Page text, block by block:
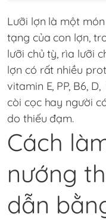
Lưỡi lợn là một
tạng của con lợn,
lưỡi chủ tỳ, rìa lưỡi
lợn có rất nhiều
vitamin E, PP, B6,
còi cọc hay người
do thiếu đạm.
Cách
nướng
dẫn